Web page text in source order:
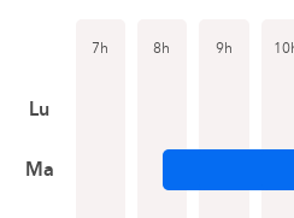
7h 8h 9h
Lu
Ma